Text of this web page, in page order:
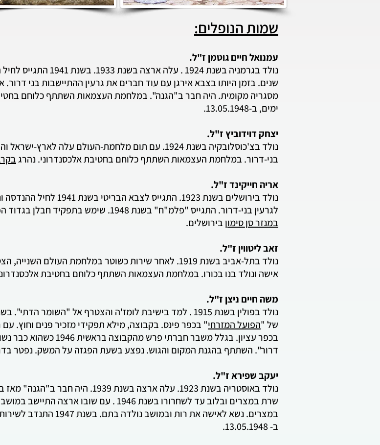
שמות הנופלים:
עמנואל חיים גוטמן ז"ל.
נולד בגרמניה בשנת
שנים. בזמן היותו בצבא אירגן עם עוד חברים את גרעין ההתיישבות בני
מסגריה מקומית. היה חבר ב"הגנה". במלחמת העצמאות השתתף כלוחם
ימים, ב-13.05.1948.
יצחק דוידוביץ ז"ל.
נולד בצ'כוסלובקיה בשנת 1924. עם תום מלחמת-העולם
בני-דרור. במלחמת העצמאות השתתף כלוחם בחטיבת אלכסנדרוני.נהרג
אריה חייקינד ז"ל.
נולד בירושלים בשנת 1923.
לגרעין בני-דרור. התגייס "פלמ"ח" בשנת 1948. שימש בתפקיד חבלן בגדוד הפורצים של חטיבת הראל. נפל ב-01.05.48,
במנזר סן סימון בירושלים.
זאב ליטווין ז"ל.
נולד בתל-אביב בשנת 1919. לאחר שירות כשוטר במלחמת
אישה ונולד בנו בכורו. במלחמת העצמאות השתתף כלוחם בחטיבת
משה חיים ניצן ז"ל.
נולד בפולין בשנת 1915 . למד בישיבת לומז'ה והצטרף אל "השומר הדתי". בשנת 1938 עלה ארצה והצטרף ל
של "הפועל המזרחי" בכפר פינס. בקבוצה, מילא תפקידי מזכיר פנים וחוץ.
בכפר עציון. בגלל משבר
דרור". השתתף בהגנת המקום והגוש. נפצע בשעת הפגזה על המשק. נפטר בדרכו לבית
יעקב שפירא ז"ל.
שרת במצרים ובלוב עד לשחרורו בשנת 1946 . עם שובו ארצה התיישב במושב בני-דרור יחד עם חבריו, אותם ארגן עוד
במצרים. נשא לאישה את רות ובמושב נולדה בתם. בשנת 1947 התנדב לשירות מלא בחטיבת "אלכסנדרוני". נהרג
ב- 13.05.1948.